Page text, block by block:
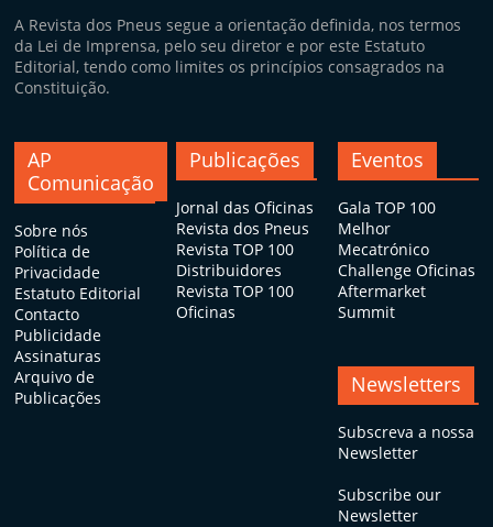
A Revista dos Pneus segue a orientação definida, nos termos
da Lei de Imprensa, pelo seu diretor e por este Estatuto
Editorial, tendo como limites os princípios consagrados na
Constituição.
AP
Comunicação
Sobre nós
Política de
Privacidade
Estatuto Editorial
Contacto
Publicidade
Assinaturas
Arquivo de
Publicações
Publicações
Jornal das Oficinas
Revista dos Pneus
Revista TOP 100
Distribuidores
Revista TOP 100
Oficinas
Eventos
Gala TOP 100
Melhor
Mecatrónico
Challenge Oficinas
Aftermarket
Summit
Newsletters
Subscreva a nossa
Newsletter
Subscribe our
Newsletter